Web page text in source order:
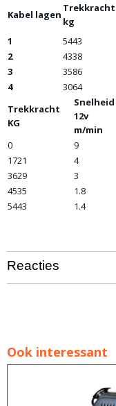
Kabel lagen
Trekkracht
kg
1
5443
2
4338
3
3586
4
3064
Trekkracht
KG
Snelheid
12v
m/min
0
9
1721
4
3629
3
4535
1.8
5443
1.4
Reacties
Ook interessant